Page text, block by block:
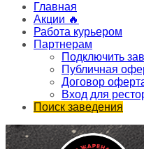
Главная
Акции 🔥
Работа курьером
Партнерам
Подключить
Публичная
Договор
Вход для
Поиск заведения